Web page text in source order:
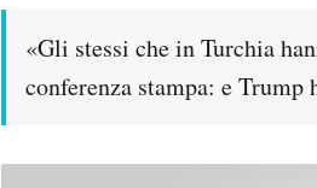
«Gli stessi che in Turchia
conferenza stampa: e Trump